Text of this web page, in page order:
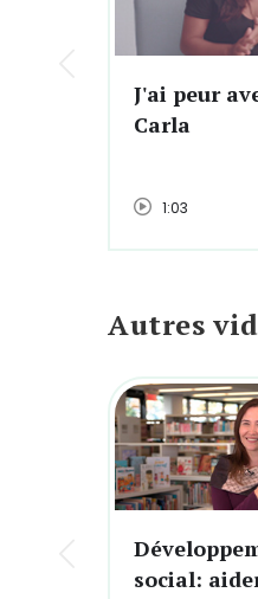
J'ai peur
Carla
1:03
Autres
social: